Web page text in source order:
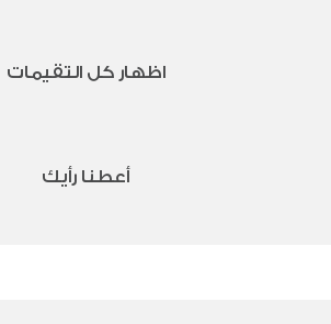
اظهار كل التقيمات
أعطنا رأيك